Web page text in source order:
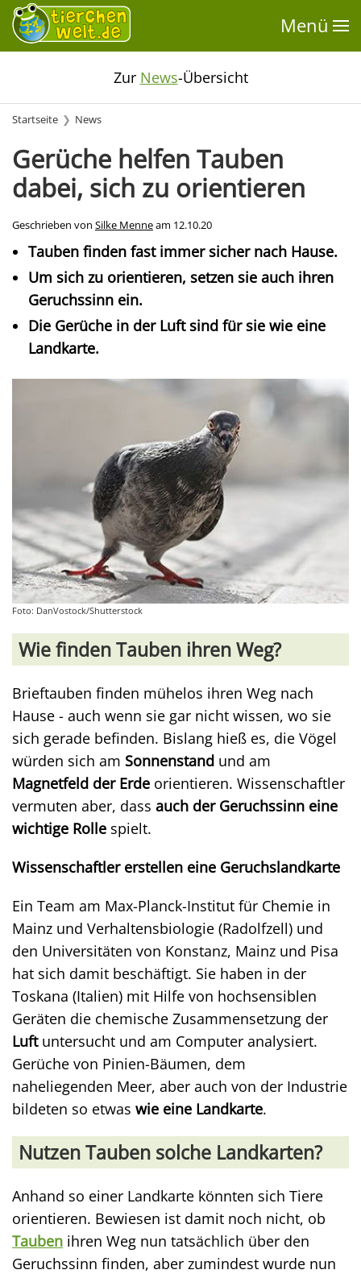
Menü
Zur News-Übersicht
Startseite News
Gerüche helfen Tauben
dabei, sich zu orientieren
Geschrieben von Silke Menneam 12.10.20
Tauben finden fast immer sicher nach Hause.
Um sich zu orientieren, setzen sie auch ihren
Geruchssinn ein.
Die Gerüche in der Luft sind für sie wie eine
Landkarte.
Foto: DanVostock/Shutterstock
Wie finden Tauben ihren Weg?
Brieftauben finden mühelos ihren Weg nach
Hause - auch wenn sie gar nicht wissen, wo sie
sich gerade befinden. Bislang hieß es, die Vögel
würden sich am Sonnenstand und am
Magnetfeld der Erde orientieren. Wissenschaftler
vermuten aber, dass auch der Geruchssinn eine
wichtige Rolle spielt.
Wissenschaftler erstellen eine Geruchslandkarte
Ein Team am Max-Planck-Institut für Chemie in
Mainz und Verhaltensbiologie (Radolfzell) und
den Universitäten von Konstanz, Mainz und Pisa
hat sich damit beschäftigt. Sie haben in der
Toskana (Italien) mit Hilfe von hochsensiblen
Geräten die chemische Zusammensetzung der
Luftuntersucht und am Computer analysiert.
Gerüche von Pinien-Bäumen, dem
naheliegenden Meer, aber auch von der Industrie
bildeten so etwas wie eine Landkarte.
Nutzen Tauben solche Landkarten?
Anhand so einer Landkarte könnten sich Tiere
orientieren. Bewiesen ist damit noch nicht, ob
Tauben ihren Weg nun tatsächlich über den
Geruchssinn finden, aber zumindest wurde nun